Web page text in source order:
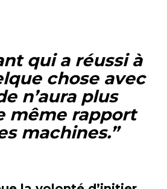
qui a réussi à
chose avec
n’aura plus
même rapport
machines.”